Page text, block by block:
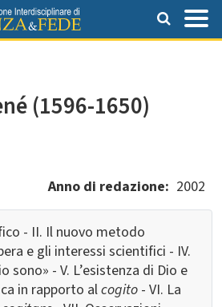
(1596-1650)
Anno di redazione
2002
- II. Il nuovo metodo
e gli interessi scientifici - IV.
sono» - V. L’esistenza di Dio e
in rapporto alcogito - VI. La